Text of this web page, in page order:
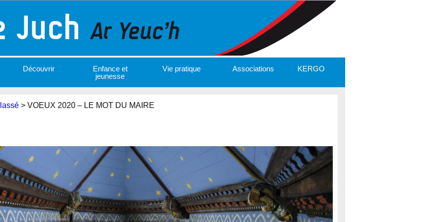
Découvrir
Enfance et
jeunesse
Vie pratique Associations KERGO
> VOEUX 2020 – LE MOT DU MAIRE